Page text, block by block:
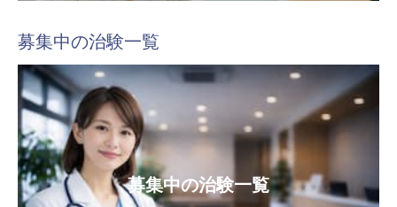
募集中の治験一覧
募集中の治験一覧